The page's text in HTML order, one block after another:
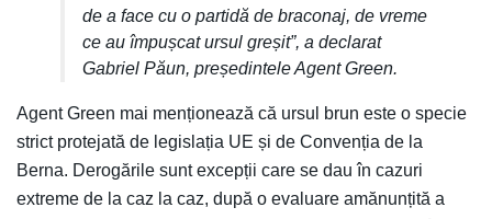
de a face cu o partidă de braconaj, de vreme
ce au împușcat ursul greșit”, a declarat
Gabriel Păun, președintele Agent Green.
Agent Green mai menționează că ursul brun este o specie
strict protejată de legislația UE și de Convenția de la
Berna. Derogările sunt excepții care se dau în cazuri
extreme de la caz la caz, după o evaluare amănunțită a